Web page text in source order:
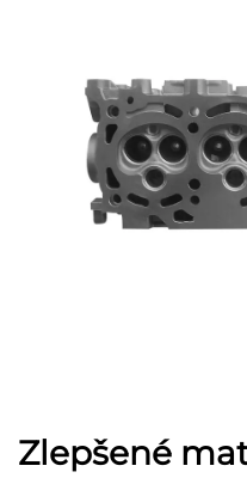
Zlepšené